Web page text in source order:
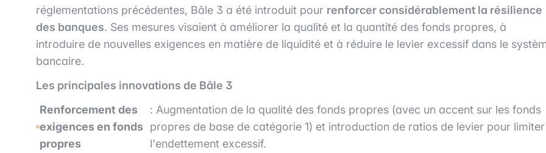
réglementations précédentes, Bâle 3 a été introduit pour renforcer considérablement la résilience
des banques. Ses mesures visaient à améliorer la qualité et la quantité des fonds propres, à
introduire de nouvelles exigences en matière de liquidité et à réduire le levier excessif dans le
bancaire.
Les principales innovations de Bâle 3
Renforcement des
exigences en fonds
propres
: Augmentation de la qualité des fonds propres (avec un accent sur les fonds
propres de base de catégorie 1) et introduction de ratios de levier pour limiter
l'endettement excessif.